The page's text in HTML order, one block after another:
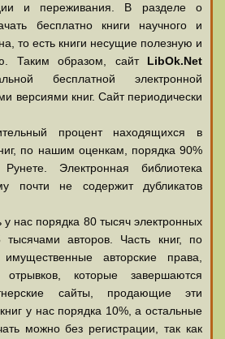
и переживания. В разделе о
бесплатно книги научного и
то есть книги несущие полезную и
Таким образом, сайт LibOk.Net
бесплатной электронной
версиями книг. Сайт периодически
процент находящихся в
по нашим оценкам, порядка 90%
Электронная библиотека
почти не содержит дубликатов
нас порядка 80 тысяч электронных
тысячами авторов. Часть книг, по
авторские права,
которые завершаются
сайты, продающие эти
у нас порядка 10%, а остальные
можно без регистрации, так как